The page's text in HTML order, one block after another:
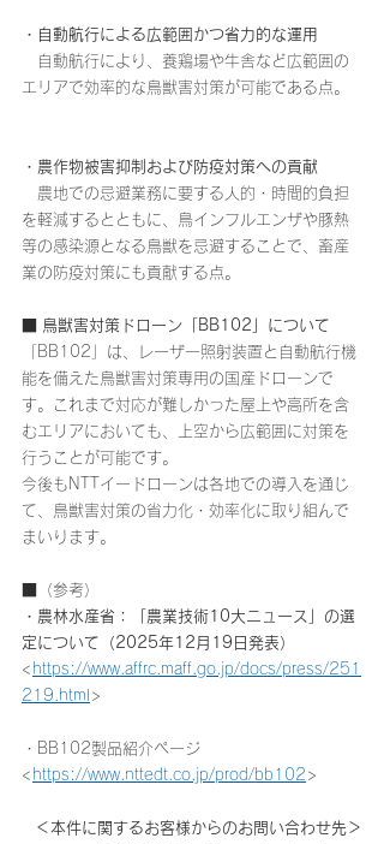
・自動航行による広範囲かつ省力的な運用
自動航行により、養鶏場や牛舎など広範囲の
エリアで効率的な鳥獣害対策が可能である点。
・農作物被害抑制および防疫対策への貢献
農地での忌避業務に要する人的・時間的負担
を軽減するとともに、鳥インフルエンザや豚熱
等の感染源となる鳥獣を忌避することで、畜産
業の防疫対策にも貢献する点。
■ 鳥獣害対策ドローン「BB102」について
「BB102」は、レーザー照射装置と自動航行機
能を備えた鳥獣害対策専用の国産ドローンで
す。これまで対応が難しかった屋上や高所を含
むエリアにおいても、上空から広範囲に対策を
行うことが可能です。
今後もNTTイードローンは各地での導入を通じ
て、鳥獣害対策の省力化・効率化に取り組んで
まいります。
（参考）
・農林水産省：「農業技術10大ニュース」の選
定について（2025年12月19日発表）
< https://www.affrc.maff.go.jp/docs/press/251
219.html >
・BB102製品紹介ページ
< https://www.nttedt.co.jp/prod/bb102 >
＜本件に関するお客様からのお問い合わせ先＞